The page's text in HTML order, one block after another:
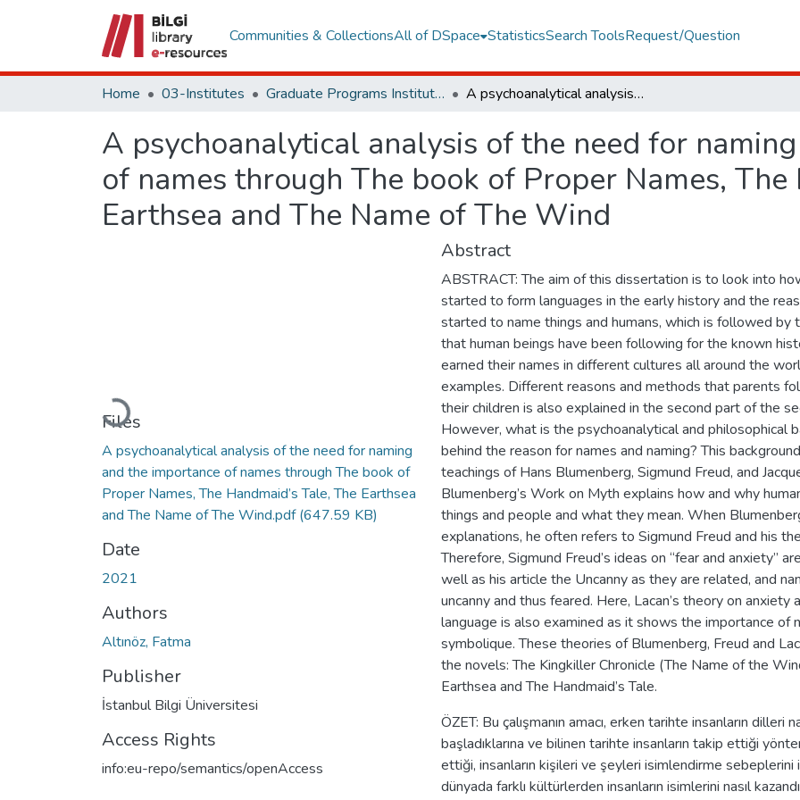
Communities & CollectionsAll of DSpace StatisticsSearch ToolsRequest/Question
Home 03-Institutes Graduate Programs Institute Thesis Collection A psychoanalytical analysis of the need for naming and the importance of names through The book of Proper Names, The Handmaid's Tale, The Earthsea and The Name of The Wind
A psychoanalytical analysis of the need for
of names through The book of Proper Names,
Earthsea and The Name of The Wind
Loading...
Files
A psychoanalytical analysis of the need for naming
and the importance of names through The book of
Proper Names, The Handmaid’s Tale, The Earthsea
and The Name of The Wind.pdf(647.59 KB)
Date
2021
Authors
Altınöz, Fatma
Publisher
İstanbul Bilgi Üniversitesi
Access Rights
info:eu-repo/semantics/openAccess
Abstract
ABSTRACT: The aim of this dissertation is to look into
started to form languages in the early history and the
started to name things and humans, which is followed by
that human beings have been following for the known
earned their names in different cultures all around the
examples. Different reasons and methods that parents
their children is also explained in the second part of the
However, what is the psychoanalytical and philosophical
behind the reason for names and naming? This
teachings of Hans Blumenberg, Sigmund Freud, and
Blumenberg’s Work on Myth explains how and why
things and people and what they mean. When
explanations, he often refers to Sigmund Freud and his
Therefore, Sigmund Freud’s ideas on “fear and anxiety”
well as his article the Uncanny as they are related, and
uncanny and thus feared. Here, Lacan’s theory on anxiety
language is also examined as it shows the importance of
symbolique. These theories of Blumenberg, Freud and
the novels: The Kingkiller Chronicle (The Name of the
Earthsea and The Handmaid’s Tale.
ÖZET: Bu çalışmanın amacı, erken tarihte insanların dilleri
başladıklarına ve bilinen tarihte insanların takip ettiği
ettiği, insanların kişileri ve şeyleri isimlendirme
dünyada farklı kültürlerden insanların isimlerini nasıl